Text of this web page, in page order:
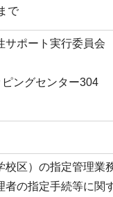
で
サポート実行委員
ングセンター304
区）の指定管理業
の指定手続等に関